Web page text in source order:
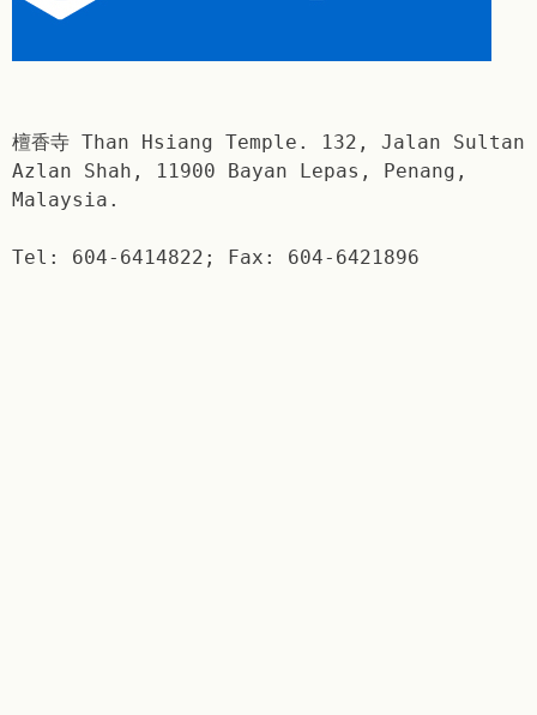
檀香寺 Than Hsiang Temple. 132, Jalan Sultan
Azlan Shah, 11900 Bayan Lepas, Penang,
Malaysia.
Tel: 604-6414822; Fax: 604-6421896